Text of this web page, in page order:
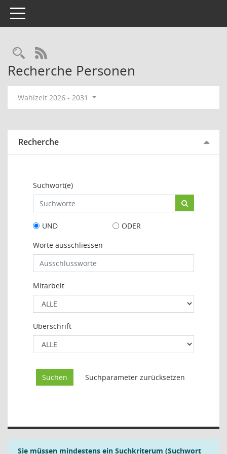
Toggle navigation
Rechercheauswahl
RSS-Feed
Recherche Personen
Wahlzeit 2026 - 2031
Recherche
Suchwort(e)
UND
ODER
Worte ausschliessen
Mitarbeit
Überschrift
Sie müssen mindestens ein Suchkriterum (Suchwort